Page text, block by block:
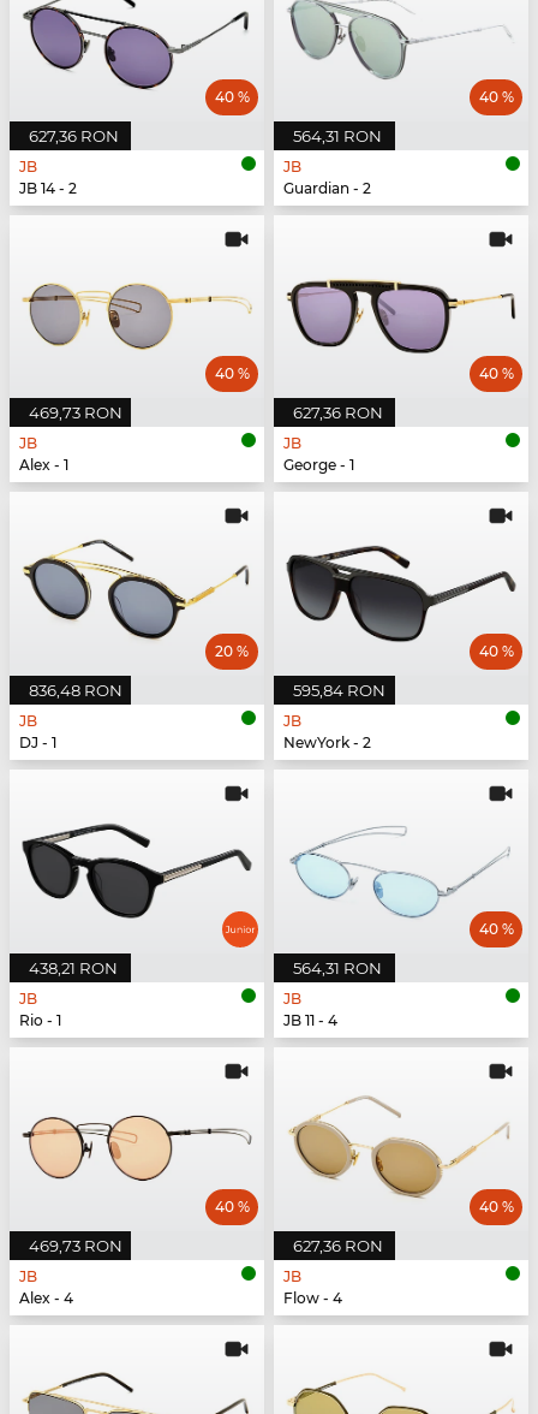
627,36 RON
40 %
JB
JB 14 - 2
564,31 RON
40 %
JB
Guardian - 2
469,73 RON
40 %
JB
Alex - 1
627,36 RON
40 %
JB
George - 1
836,48 RON
20 %
JB
DJ - 1
595,84 RON
40 %
JB
NewYork - 2
438,21 RON
JB
Rio - 1
564,31 RON
40 %
JB
JB 11 - 4
469,73 RON
40 %
JB
Alex - 4
627,36 RON
40 %
JB
Flow - 4